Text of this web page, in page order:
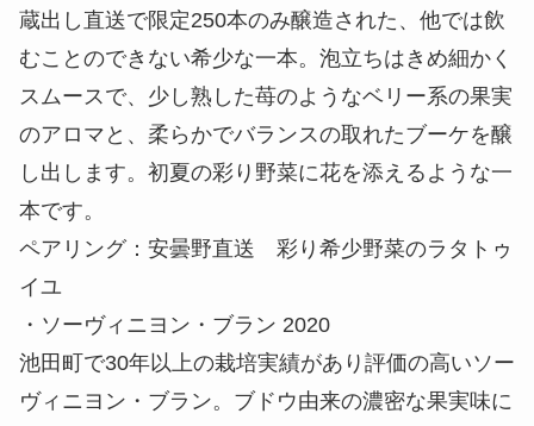
蔵出し直送で限定250本のみ醸造された、他では飲
むことのできない希少な一本。泡立ちはきめ細かく
スムースで、少し熟した苺のようなベリー系の果実
のアロマと、柔らかでバランスの取れたブーケを醸
し出します。初夏の彩り野菜に花を添えるような一
本です。
ペアリング：安曇野直送 彩り希少野菜のラタトゥ
イユ
・ソーヴィニヨン・ブラン 2020
池田町で30年以上の栽培実績があり評価の高いソー
ヴィニヨン・ブラン。ブドウ由来の濃密な果実味に